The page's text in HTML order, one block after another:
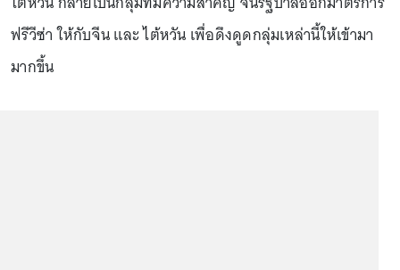
ฟรีวีซ่า ให้กับจีน และ ไต้หวัน เพื่อดึงดูดกลุ่มเหล่านี้ให้เข้ามา
มากขึ้น